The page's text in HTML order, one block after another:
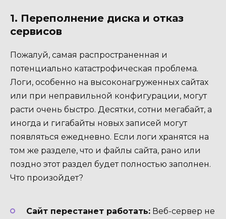
1. Переполнение диска и отказ
сервисов
Пожалуй, самая распространенная и
потенциально катастрофическая проблема.
Логи, особенно на высоконагруженных сайтах
или при неправильной конфигурации, могут
расти очень быстро. Десятки, сотни мегабайт, а
иногда и гигабайты новых записей могут
появляться ежедневно. Если логи хранятся на
том же разделе, что и файлы сайта, рано или
поздно этот раздел будет полностью заполнен.
Что произойдет?
Сайт перестанет работать: Веб-сервер не